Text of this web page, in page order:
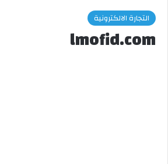
التجارة الالكترونية
lmofid.com